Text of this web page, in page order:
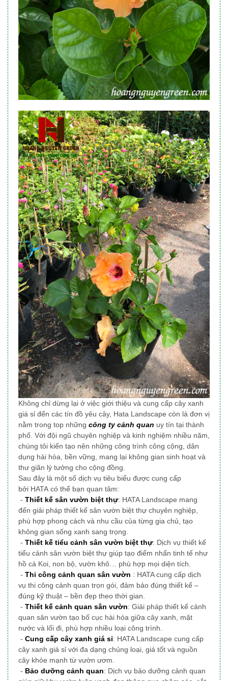
Không chỉ dừng lại ở việc giới thiệu và cung cấp cây xanh
giá sỉ đến các tín đồ yêu cây, Hata Landscape còn là đơn vị
nằm trong top những công ty cảnh quan uy tín tại thành
phố. Với đội ngũ chuyên nghiệp và kinh nghiệm nhiều năm,
chúng tôi kiến tạo nên những công trình công cộng, dân
dụng hài hòa, bền vững, mang lại không gian sinh hoạt và
thư giãn lý tưởng cho cộng đồng.
Sau đây là một số dịch vụ tiêu biểu được cung cấp
bởi HATA có thể bạn quan tâm:
- Thiết kế sân vườn biệt thự: HATA Landscape mang
đến giải pháp thiết kế sân vườn biệt thự chuyên nghiệp,
phù hợp phong cách và nhu cầu của từng gia chủ, tạo
không gian sống xanh sang trọng.
- Thiết kế tiểu cảnh sân vườn biệt thự: Dịch vụ thiết kế
tiểu cảnh sân vườn biệt thự giúp tạo điểm nhấn tinh tế như
hồ cá Koi, non bộ, vườn khô… phù hợp mọi diện tích.
- Thi công cảnh quan sân vườn : HATA cung cấp dịch
vụ thi công cảnh quan trọn gói, đảm bảo đúng thiết kế –
đúng kỹ thuật – bền đẹp theo thời gian.
- Thiết kế cảnh quan sân vườn: Giải pháp thiết kế cảnh
quan sân vườn tạo bố cục hài hòa giữa cây xanh, mặt
nước và lối đi, phù hợp nhiều loại công trình.
- Cung cấp cây xanh giá sỉ: HATA Landscape cung cấp
cây xanh giá sỉ với đa dạng chủng loại, giá tốt và nguồn
cây khỏe mạnh từ vườn ươm.
- Bảo dưỡng cảnh quan: Dịch vụ bảo dưỡng cảnh quan